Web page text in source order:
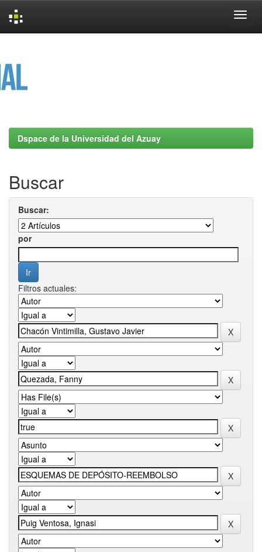
Dspace de la Universidad del Azuay
Buscar
Buscar:
por
Filtros actuales: